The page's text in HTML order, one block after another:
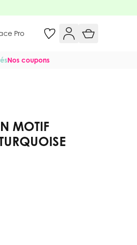
Pro
Nos coupons
MOTIF